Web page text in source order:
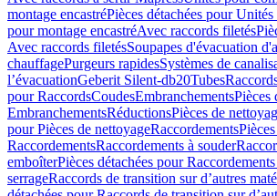
montage encastréPièces détachées pour
pour montage encastréAvec raccords filetés
Avec raccords filetésSoupapes d'évacuation
chauffagePurgeurs rapidesSystèmes de
l’évacuationGeberit Silent-db20Tubes
pour RaccordsCoudesEmbranchementsPièces
EmbranchementsRéductionsPièces de
pour Pièces de nettoyageRaccordements
RaccordementsRaccordements à souder
emboîterPièces détachées pour
serrageRaccords de transition sur d’autres